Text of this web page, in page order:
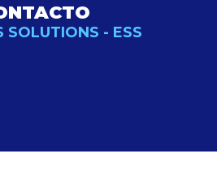
SOLUTIONS - ESS